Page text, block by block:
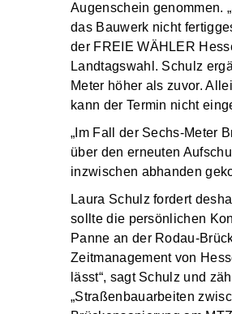
Augenschein genommen.
das Bauwerk nicht
der FREIE WÄHLER
Landtagswahl. Schulz
Meter höher als zuvor.
kann der Termin nicht
„Im Fall der Sechs-Meter
über den erneuten
inzwischen abhanden
Laura Schulz fordert
sollte die persönlichen
Panne an der Rodau-
Zeitmanagement von
lässt“, sagt Schulz und
„Straßenbauarbeiten